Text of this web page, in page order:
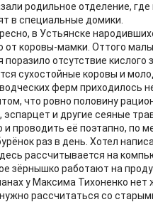
родильное отделение,
в специальные домики.
в Устьянске
от коровы-мамки. Оттого
поразило отсутствие кислого
сухостойные коровы и
ферм приходилось
что ровно половину
и другие сеяные
и проводить её поэтапно, по
раз в день. Хотел
рассчитывается на
зёрнышко работают на
у Максима Тихоненко
рассчитаться со